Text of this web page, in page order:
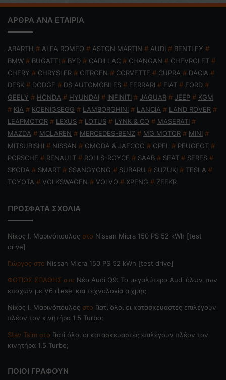
ΑΡΘΡΑ ΑΝΑ ΕΤΑΙΡΙΑ
ABARTH # ALFA ROMEO # ASTON MARTIN # AUDI # BENTLEY #
BMW # BUGATTI # BYD # CADILLAC # CHANGAN # CHEVROLET #
CHERY # CHRYSLER # CITROEN # CORVETTE # CUPRA # DACIA #
DFSK # DODGE # DS AUTOMOBILES # FERRARI # FIAT # FORD #
GEELY # HONDA # HYUNDAI # INFINITI # JAGUAR # JEEP # KGM
# KIA # KOENIGSEGG # LAMBORGHINI # LANCIA # LAND ROVER #
LEAPMOTOR # LEXUS # LOTUS # LYNK & CO # MASERATI #
MAZDA # MCLAREN # MERCEDES-BENZ # MG MOTOR # MINI #
MITSUBISHI # NISSAN # OMODA & JAECOO # OPEL # PEUGEOT #
PORSCHE # RENAULT # ROLLS-ROYCE # SAAB # SEAT # SERES #
SKODA # SMART # SSANGYONG # SUBARU # SUZUKI # TESLA #
TOYOTA # VOLKSWAGEN # VOLVO # XPENG # ZEEKR
ΠΡΟΣΦΑΤΑ ΣΧΟΛΙΑ
Nίκος Ι. Mαρινόπουλος στο Nissan Micra 150 PS 52 kWh [test
drive]
Γιώργος στο Nissan Micra 150 PS 52 kWh [test drive]
ΦΩΤΙΟΣ ΣΠΑΘΗΣ στο Νέο Audi Q9: Το μεγαλύτερο Audi όλων των
εποχών με V6 diesel και τεχνολογία αιχμής
Nίκος Ι. Mαρινόπουλος στο Γιατί όλοι οι κατασκευαστές επιλέγουν
πλέον τον κινητήρα 1.5 Turbo;
Stav Tsim στο Γιατί όλοι οι κατασκευαστές επιλέγουν πλέον τον
κινητήρα 1.5 Turbo;
ΠΟΙΟΙ ΓΡΑΦΟΥΝ